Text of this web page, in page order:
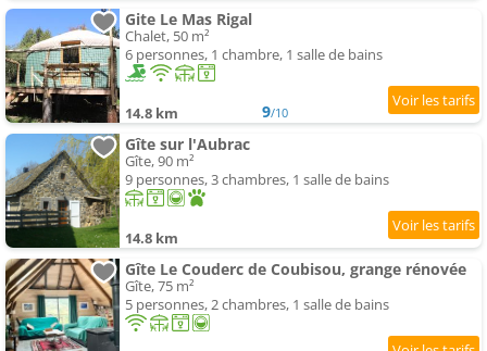
Gite Le Mas Rigal
Chalet, 50 m²
6 personnes, 1 chambre, 1 salle de bains
14.8 km 9/10
Gîte sur l'Aubrac
Gîte, 90 m²
9 personnes, 3 chambres, 1 salle de bains
14.8 km
Gîte Le Couderc de Coubisou, grange rénovée
Gîte, 75 m²
5 personnes, 2 chambres, 1 salle de bains